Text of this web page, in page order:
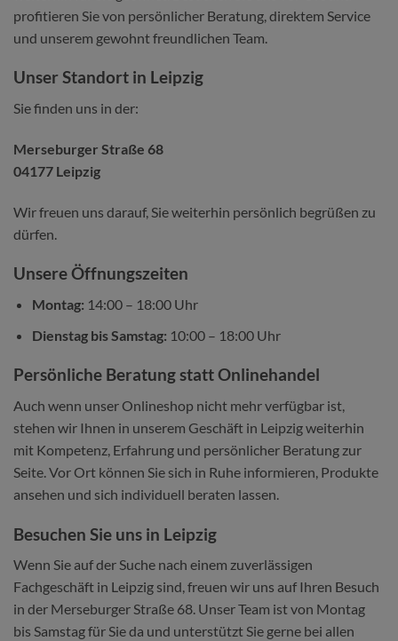
profitieren Sie von persönlicher Beratung, direktem Service
und unserem gewohnt freundlichen Team.
Unser Standort in Leipzig
Sie finden uns in der:
Merseburger Straße 68
04177 Leipzig
Wir freuen uns darauf, Sie weiterhin persönlich begrüßen zu
dürfen.
Unsere Öffnungszeiten
Montag: 14:00 – 18:00 Uhr
Dienstag bis Samstag: 10:00 – 18:00 Uhr
Persönliche Beratung statt Onlinehandel
Auch wenn unser Onlineshop nicht mehr verfügbar ist,
stehen wir Ihnen in unserem Geschäft in Leipzig weiterhin
mit Kompetenz, Erfahrung und persönlicher Beratung zur
Seite. Vor Ort können Sie sich in Ruhe informieren, Produkte
ansehen und sich individuell beraten lassen.
Besuchen Sie uns in Leipzig
Wenn Sie auf der Suche nach einem zuverlässigen
Fachgeschäft in Leipzig sind, freuen wir uns auf Ihren Besuch
in der Merseburger Straße 68. Unser Team ist von Montag
bis Samstag für Sie da und unterstützt Sie gerne bei allen